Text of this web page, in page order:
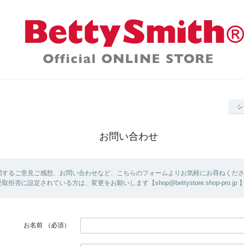
お問い合わせ
するご意見ご感想、お問い合わせなど、こちらのフォームよりお気軽にお尋ねくだ
取拒否に設定されている方は、変更をお願いします【shop@bettystore.shop-pro.jp 】
お名前 （必須）